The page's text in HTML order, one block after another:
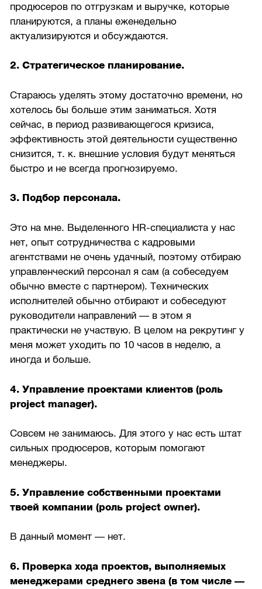
продюсеров по отгрузкам и выручке, которые
планируются, а планы еженедельно
актуализируются и обсуждаются.
2. Стратегическое планирование.
Стараюсь уделять этому достаточно времени, но
хотелось бы больше этим заниматься. Хотя
сейчас, в период развивающегося кризиса,
эффективность этой деятельности существенно
снизится, т. к. внешние условия будут меняться
быстро и не всегда прогнозируемо.
3. Подбор персонала.
Это на мне. Выделенного HR-специалиста у нас
нет, опыт сотрудничества с кадровыми
агентствами не очень удачный, поэтому отбираю
управленческий персонал я сам (а собеседуем
обычно вместе с партнером). Технических
исполнителей обычно отбирают и собеседуют
руководители направлений — в этом я
практически не участвую. В целом на рекрутинг у
меня может уходить по 10 часов в неделю, а
иногда и больше.
4. Управление проектами клиентов (роль
project manager).
Совсем не занимаюсь. Для этого у нас есть штат
сильных продюсеров, которым помогают
менеджеры.
5. Управление собственными проектами
твоей компании (роль project owner).
В данный момент — нет.
6. Проверка хода проектов, выполняемых
менеджерами среднего звена (в том числе —